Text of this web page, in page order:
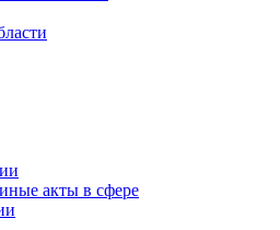
акты в сфере